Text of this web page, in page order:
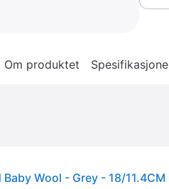
Om produktet
Wool - Grey - 18/11.4CM